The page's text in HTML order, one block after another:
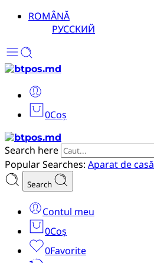
ROMÂNĂ
РУССКИЙ
0Coș
Search here
Popular Searches: Aparat de casă
Search
Contul meu
0Coș
0Favorite